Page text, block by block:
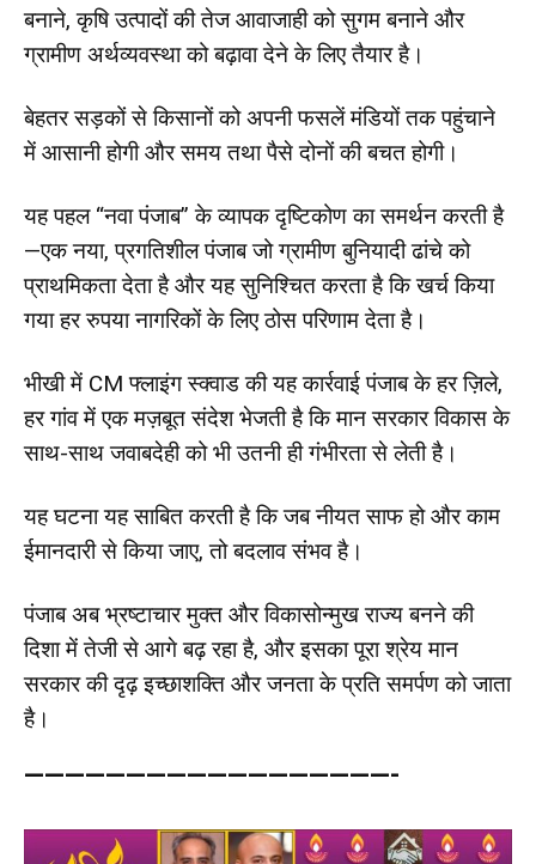
बनाने, कृषि उत्पादों की तेज आवाजाही को सुगम बनाने और
ग्रामीण अर्थव्यवस्था को बढ़ावा देने के लिए तैयार है।
बेहतर सड़कों से किसानों को अपनी फसलें मंडियों तक पहुंचाने
में आसानी होगी और समय तथा पैसे दोनों की बचत होगी।
यह पहल “नवा पंजाब” के व्यापक दृष्टिकोण का समर्थन करती है
—एक नया, प्रगतिशील पंजाब जो ग्रामीण बुनियादी ढांचे को
प्राथमिकता देता है और यह सुनिश्चित करता है कि खर्च किया
गया हर रुपया नागरिकों के लिए ठोस परिणाम देता है।
भीखी में CM फ्लाइंग स्क्वाड की यह कार्रवाई पंजाब के हर ज़िले,
हर गांव में एक मज़बूत संदेश भेजती है कि मान सरकार विकास के
साथ-साथ जवाबदेही को भी उतनी ही गंभीरता से लेती है।
यह घटना यह साबित करती है कि जब नीयत साफ हो और काम
ईमानदारी से किया जाए, तो बदलाव संभव है।
पंजाब अब भ्रष्टाचार मुक्त और विकासोन्मुख राज्य बनने की
दिशा में तेजी से आगे बढ़ रहा है, और इसका पूरा श्रेय मान
सरकार की दृढ़ इच्छाशक्ति और जनता के प्रति समर्पण को जाता
है।
——————————————————-